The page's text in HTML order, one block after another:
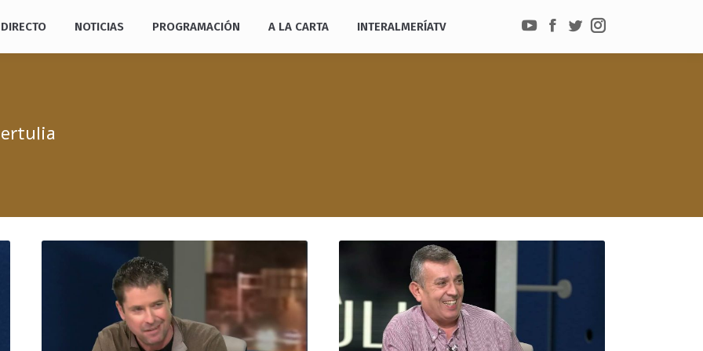
DIRECTO NOTICIAS PROGRAMACIÓN A LA CARTA INTERALMERÍATV
YouTube
Facebook
TwitterInstagram